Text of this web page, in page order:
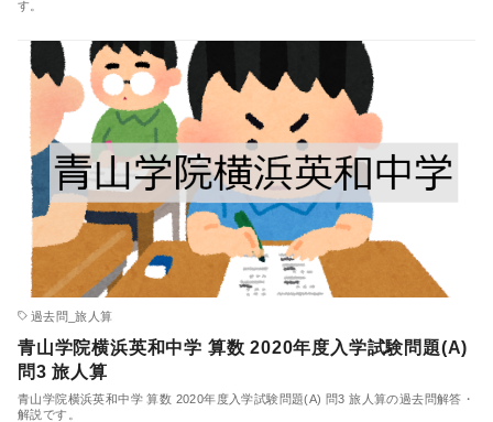
す。
過去問_旅人算
青山学院横浜英和中学 算数 2020年度入学試験問題(A)
問3 旅人算
青山学院横浜英和中学 算数 2020年度入学試験問題(A) 問3 旅人算の過去問解答・
解説です。